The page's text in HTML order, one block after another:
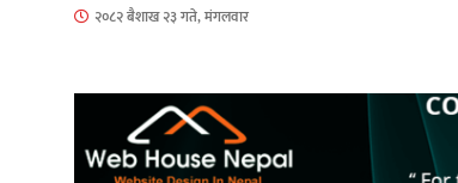
चलचित्र ‘माया भनेकै यस्तो
२०८२ बैशाख २३ गते, मंगलवार